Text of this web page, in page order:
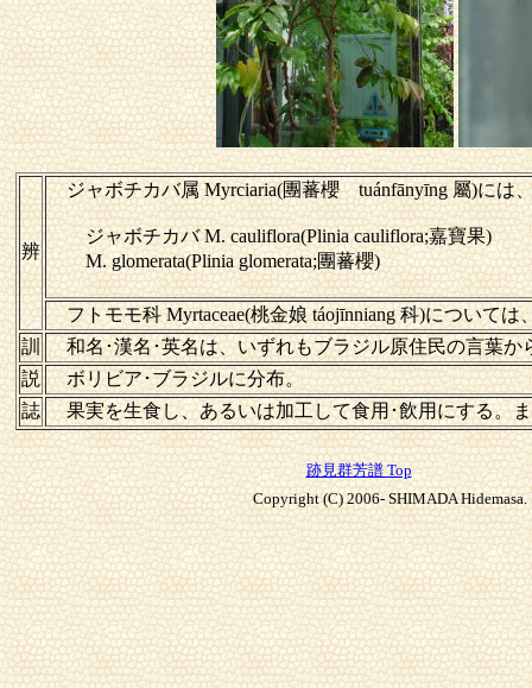
辨
ジャボチカバ属Myrciaria(團蕃櫻 tuánfānyīng 屬)には
ジャボチカバ M. cauliflora(Plinia cauliflora;嘉寶果)
M. glomerata(Plinia glomerata;團蕃櫻)
フトモモ科 Myrtaceae(桃金娘 táojīnniang 科)については
訓 和名･漢名･英名は、いずれもブラジル原住民の言葉
説 ボリビア･ブラジルに分布。
誌 果実を生食し、あるいは加工して食用･飲用にする。
跡見群芳譜 Top
Copyright (C) 2006- SHIMADA